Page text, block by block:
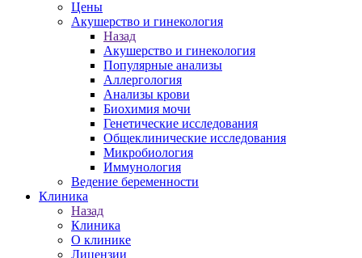
Цены
Акушерство и гинекология
Назад
Акушерство и гинекология
Популярные анализы
Аллергология
Анализы крови
Биохимия мочи
Генетические исследования
Общеклинические исследования
Микробиология
Иммунология
Ведение беременности
Клиника
Назад
Клиника
О клинике
Лицензии